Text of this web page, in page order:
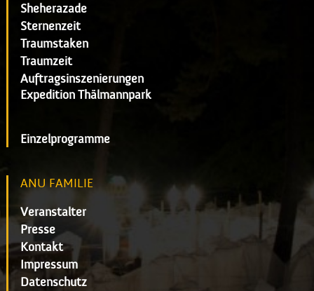
Sheherazade
Sternenzeit
Traumstaken
Traumzeit
Auftragsinszenierungen
Expedition Thälmannpark
Einzelprogramme
ANU FAMILIE
Veranstalter
Presse
Kontakt
Impressum
Datenschutz